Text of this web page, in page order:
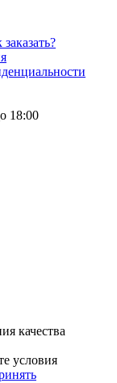
18:00
качества
условия